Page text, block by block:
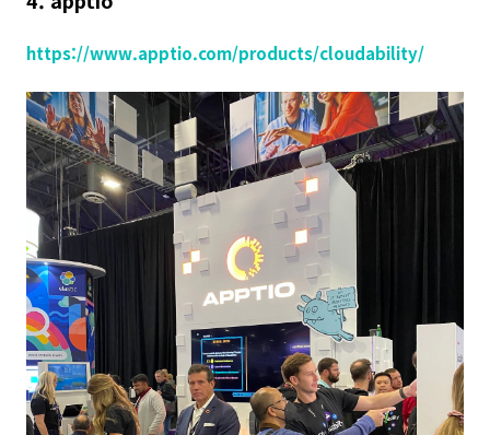
https://www.apptio.com/products/cloudability/